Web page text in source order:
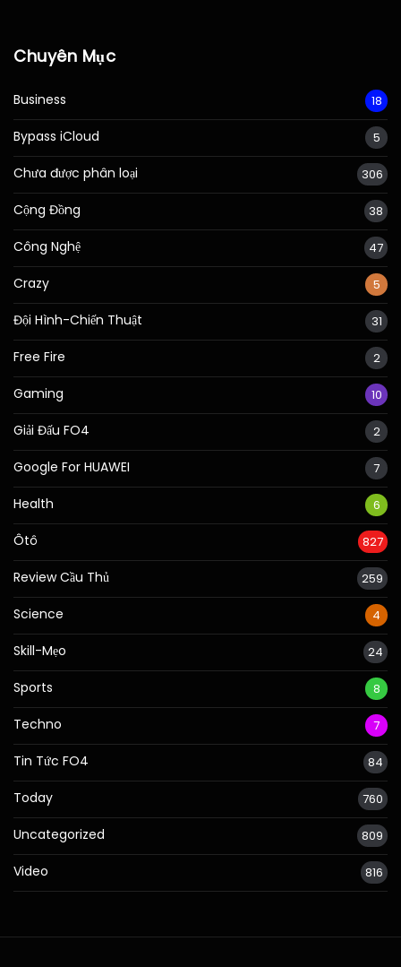
Chuyên Mục
Business 18
Bypass iCloud 5
Chưa được phân loại 306
Cộng Đồng 38
Công Nghệ 47
Crazy 5
Đội Hình-Chiến Thuật 31
Free Fire 2
Gaming 10
Giải Đấu FO4 2
Google For HUAWEI 7
Health 6
Ôtô 827
Review Cầu Thủ 259
Science 4
Skill-Mẹo 24
Sports 8
Techno 7
Tin Tức FO4 84
Today 760
Uncategorized 809
Video 816